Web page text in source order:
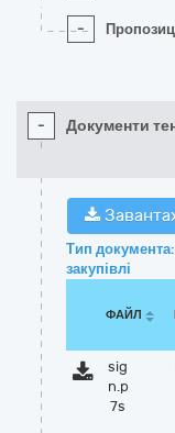
-
- Документи
Тип
закупівлі
ФАЙЛ
sig
n.p
7s